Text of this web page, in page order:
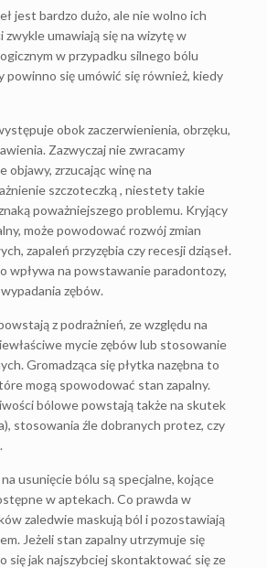
jest bardzo dużo, ale nie wolno ich
zwykle umawiają się na wizytę w
w przypadku silnego bólu
powinno się umówić się również, kiedy
obok zaczerwienienia, obrzęku,
Zazwyczaj nie zwracamy
objawy, zrzucając winę na
szczoteczką , niestety takie
poważniejszego problemu. Kryjący
może powodować rozwój zmian
zapaleń przyzębia czy recesji dziąseł.
wpływa na powstawanie paradontozy,
zębów.
z podrażnień, ze względu na
mycie zębów lub stosowanie
Gromadząca się płytka nazębna to
mogą spowodować stan zapalny.
bólowe powstają także na skutek
stosowania źle dobranych protez, czy
usunięcie bólu są specjalne, kojące
w aptekach. Co prawda w
zaledwie maskują ból i pozostawiają
Jeżeli stan zapalny utrzymuje się
się jak najszybciej skontaktować się ze